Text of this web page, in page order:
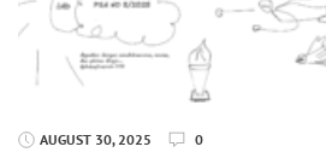
AUGUST 30, 2025 0